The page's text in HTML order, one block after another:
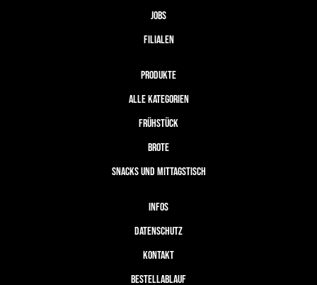
JOBS
FILIALEN
PRODUKTE
ALLE KATEGORIEN
FRÜHSTÜCK
BROTE
SNACKS UND MITTAGSTISCH
INFOS
DATENSCHUTZ
KONTAKT
BESTELLABLAUF